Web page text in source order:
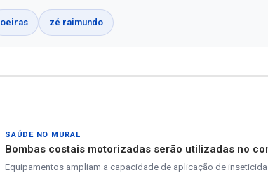
oeiras zé raimundo
SAÚDE NO MURAL
Bombas costais motorizadas serão utilizadas no
Equipamentos ampliam a capacidade de aplicação de